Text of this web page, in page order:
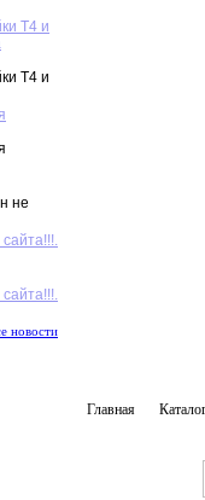
T4 и
T4 и
не
новости
Главная